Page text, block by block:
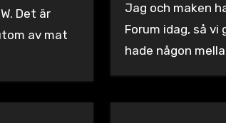
Det är
av mat
Jag och maken
Forum idag, så
hade någon